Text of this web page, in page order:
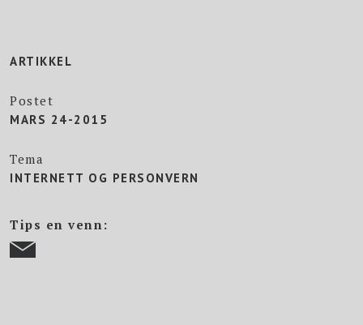
ARTIKKEL
Postet
MARS 24-2015
Tema
INTERNETT OG PERSONVERN
Tips en venn: